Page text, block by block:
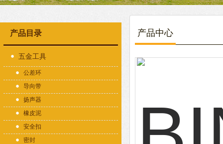
产品目录
五金工具
公差环
导向带
扬声器
橡皮泥
安全扣
密封
产品中心